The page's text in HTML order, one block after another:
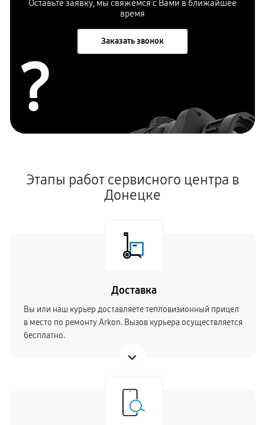
Оставьте заявку, мы свяжемся с Вами в ближайшее
время
Заказать звонок
?
Этапы работ сервисного центра в
Донецке
Доставка
Вы или наш курьер доставляете тепловизионный прицел
в место по ремонту Arkon. Вызов курьера осуществляется
бесплатно.